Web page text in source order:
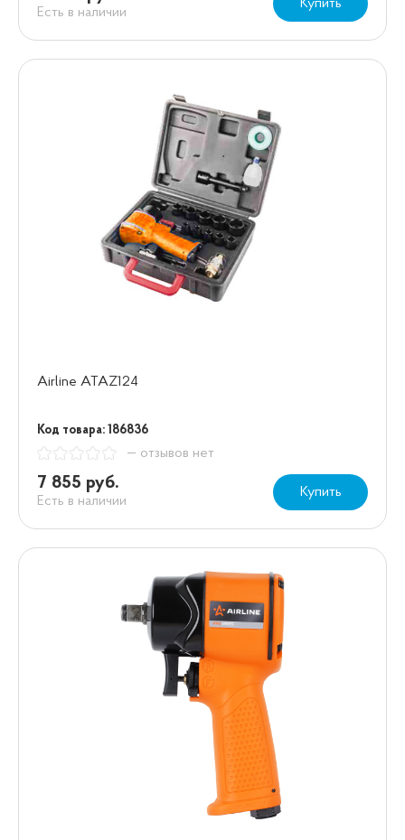
Есть в наличии
Купить
Airline ATAZ124
Код товара: 186836
— отзывов нет
7 855 руб.
Есть в наличии
Купить